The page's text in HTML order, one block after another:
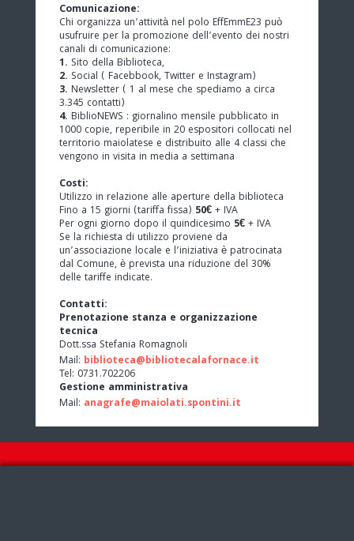
Comunicazione:
Chi organizza un’attività nel polo EffEmmE23 può
usufruire per la promozione dell’evento dei nostri
canali di comunicazione:
1. Sito della Biblioteca,
2. Social ( Facebbook, Twitter e Instagram)
3. Newsletter ( 1 al mese che spediamo a circa
3.345 contatti)
4. BiblioNEWS : giornalino mensile pubblicato in
1000 copie, reperibile in 20 espositori collocati nel
territorio maiolatese e distribuito alle 4 classi che
vengono in visita in media a settimana
Costi:
Utilizzo in relazione alle aperture della biblioteca
Fino a 15 giorni (tariffa fissa) 50€+ IVA
Per ogni giorno dopo il quindicesimo 5€+ IVA
Se la richiesta di utilizzo proviene da
un’associazione locale e l’iniziativa è patrocinata
dal Comune, è prevista una riduzione del 30%
delle tariffe indicate.
Contatti:
Prenotazione stanza e organizzazione
tecnica
Dott.ssa Stefania Romagnoli
Mail: biblioteca@bibliotecalafornace.it
Tel: 0731.702206
Gestione amministrativa
Mail: anagrafe@maiolati.spontini.it